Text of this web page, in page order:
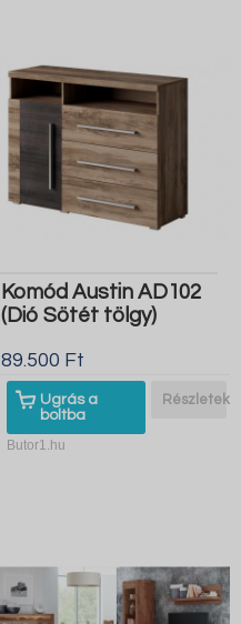
Komód Austin AD102
(Dió Sötét tölgy)
89.500 Ft
Ugrás a
boltba
Részletek
Butor1.hu